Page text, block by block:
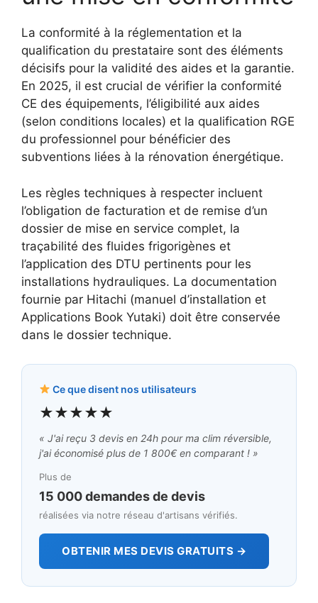
La conformité à la réglementation et la
qualification du prestataire sont des éléments
décisifs pour la validité des aides et la garantie.
En 2025, il est crucial de vérifier la conformité
CE des équipements, l’éligibilité aux aides
(selon conditions locales) et la qualification RGE
du professionnel pour bénéficier des
subventions liées à la rénovation énergétique.
Les règles techniques à respecter incluent
l’obligation de facturation et de remise d’un
dossier de mise en service complet, la
traçabilité des fluides frigorigènes et
l’application des DTU pertinents pour les
installations hydrauliques. La documentation
fournie par Hitachi (manuel d’installation et
Applications Book Yutaki) doit être conservée
dans le dossier technique.
Ce que disent nos utilisateurs
★★★★★
« J'ai reçu 3 devis en 24h pour ma clim réversible,
j'ai économisé plus de 1 800€ en comparant ! »
Plus de
15 000 demandes de devis
réalisées via notre réseau d'artisans vérifiés.
OBTENIR MES DEVIS GRATUITS →